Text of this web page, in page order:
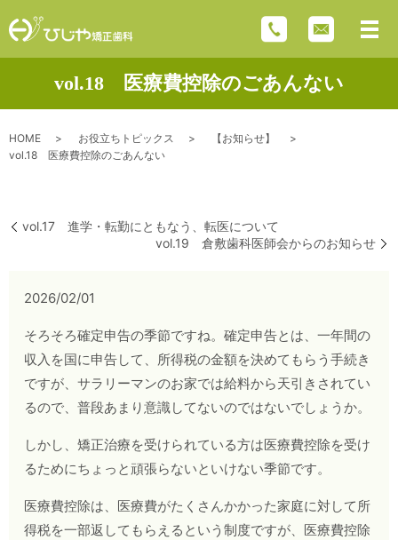
vol.18 医療費控除のごあんない
HOME お役立ちトピックス
【お知らせ】
vol.18 医療費控除のごあんない
vol.17 進学・転勤にともなう、転医について
vol.19 倉敷歯科医師会からのお知らせ
2026/02/01
そろそろ確定申告の季節ですね。確定申告とは、一年間の
収入を国に申告して、所得税の金額を決めてもらう手続き
ですが、サラリーマンのお家では給料から天引きされてい
るので、普段あまり意識してないのではないでしょうか。
しかし、矯正治療を受けられている方は医療費控除を受け
るためにちょっと頑張らないといけない季節です。
医療費控除は、医療費がたくさんかかった家庭に対して所
得税を一部返してもらえるという制度ですが、医療費控除